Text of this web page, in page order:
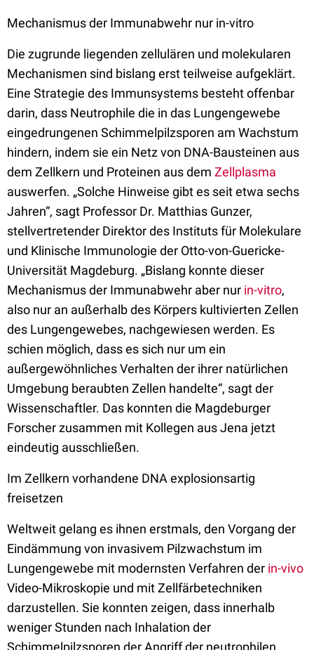
Mechanismus der Immunabwehr nur in-vitro
Die zugrunde liegenden zellulären und molekularen
Mechanismen sind bislang erst teilweise aufgeklärt.
Eine Strategie des Immunsystems besteht offenbar
darin, dass Neutrophile die in das Lungengewebe
eingedrungenen Schimmelpilzsporen am Wachstum
hindern, indem sie ein Netz von DNA-Bausteinen aus
dem Zellkern und Proteinen aus dem Zellplasma
auswerfen. „Solche Hinweise gibt es seit etwa sechs
Jahren“, sagt Professor Dr. Matthias Gunzer,
stellvertretender Direktor des Instituts für Molekulare
und Klinische Immunologie der Otto-von-Guericke-
Universität Magdeburg. „Bislang konnte dieser
Mechanismus der Immunabwehr aber nur in-vitro,
also nur an außerhalb des Körpers kultivierten Zellen
des Lungengewebes, nachgewiesen werden. Es
schien möglich, dass es sich nur um ein
außergewöhnliches Verhalten der ihrer natürlichen
Umgebung beraubten Zellen handelte“, sagt der
Wissenschaftler. Das konnten die Magdeburger
Forscher zusammen mit Kollegen aus Jena jetzt
eindeutig ausschließen.
Im Zellkern vorhandene DNA explosionsartig
freisetzen
Weltweit gelang es ihnen erstmals, den Vorgang der
Eindämmung von invasivem Pilzwachstum im
Lungengewebe mit modernsten Verfahren der in-vivo
Video-Mikroskopie und mit Zellfärbetechniken
darzustellen. Sie konnten zeigen, dass innerhalb
weniger Stunden nach Inhalation der
Schimmelpilzsporen der Angriff der neutrophilen